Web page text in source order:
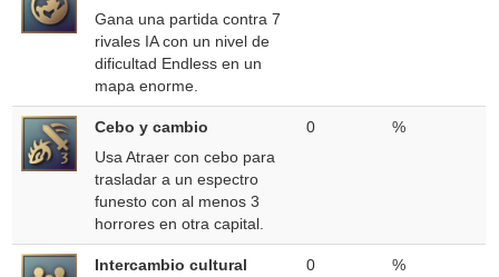
Gana una partida contra 7
rivales IA con un nivel de
dificultad Endless en un
mapa enorme.
Cebo y cambio
Usa Atraer con cebo para
trasladar a un espectro
funesto con al menos 3
horrores en otra capital.
0 %
Intercambio cultural
0 %